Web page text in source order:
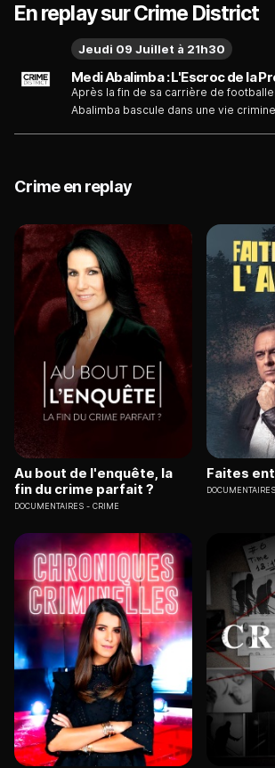
En replay sur Crime District
Après la fin de sa carrière de
Abalimba bascule dans une vie
méfiance.
Jeudi 09 Juillet à 21h30
Crime en replay
Au bout de l'enquête, la
fin du crime parfait ?
DOCUMENTAIRES CRIME
Faites
DOCUMENTAIRES